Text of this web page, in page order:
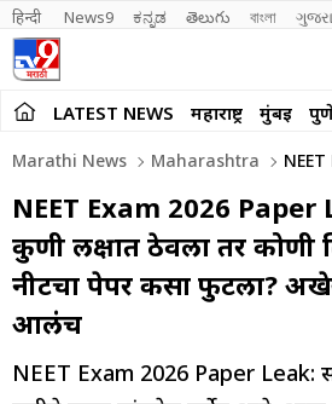
हिन्दी News9 ಕನ್ನಡ తెలుగు বাংলা
LATEST NEWS महाराष्ट्र मुंबई
Marathi News Maharashtra
NEET Exam 2026 Paper
कुणी लक्षात ठेवला तर कोणी
नीटचा पेपर कसा फुटला?
आलंच
NEET Exam 2026 Paper Leak: